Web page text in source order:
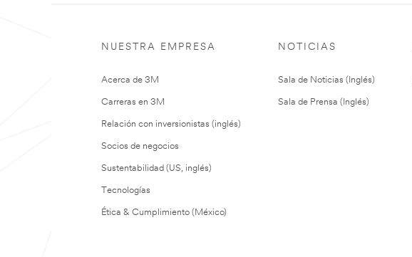
NUESTRA EMPRESA
Acerca de 3M
Carreras en 3M
Relación con inversionistas (inglés)
Socios de negocios
Sustentabilidad (US, inglés)
Tecnologías
Ética & Cumplimiento (México)
NOTICIAS
Sala de Noticias (Inglés)
Sala de Prensa (Inglés)